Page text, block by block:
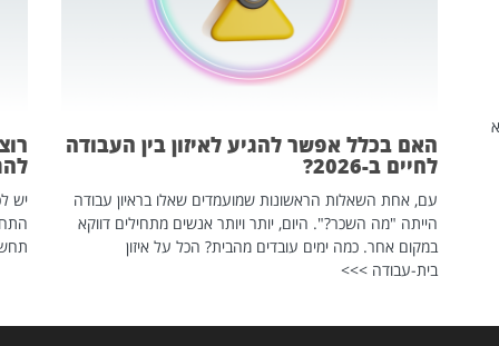
האם בכלל אפשר להגיע לאיזון בין העבודה
לחיים ב-2026?
עם, אחת השאלות הראשונות שמועמדים שאלו בראיון עבודה
הייתה "מה השכר?". היום, יותר ויותר אנשים מתחילים דווקא
במקום אחר. כמה ימים עובדים מהבית? הכל על איזון
בית-עבודה >>>
יש